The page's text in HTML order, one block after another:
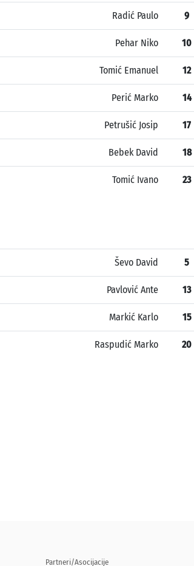
Radić Paulo 9
Pehar Niko 10
Tomić Emanuel 12
Perić Marko 14
Petrušić Josip 17
Bebek David 18
Tomić Ivano 23
Ševo David 5
Pavlović Ante 13
Markić Karlo 15
Raspudić Marko 20
Partneri/Asocijacije